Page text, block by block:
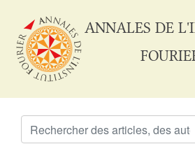
ANNALES DE